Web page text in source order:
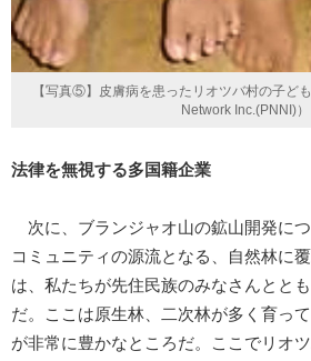
【写真⑤】皮膚病を患ったリオツバ村の子ど
Network Inc.(PNNI)）
法律を無視する多国籍企業
次に、ブランジャオ山の鉱山開発に
コミュニティの源流となる、自然林に
は、私たちが先住民族のみなさんとと
だ。ここは原生林、二次林が多く育っ
が非常に豊かなところだ。ここでリオ